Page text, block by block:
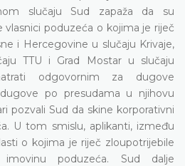
slučaju Sud zapaža da su
vlasnici poduzeća o kojima je riječ
i Hercegovine u slučaju Krivaje,
TTU i Grad Mostar u slučaju
odgovornim za dugove
po presudama u njihovu
pozvali Sud da skine korporativni
U tom smislu, aplikanti, između
o kojima je riječ zloupotrijebile
poduzeća. Sud dalje